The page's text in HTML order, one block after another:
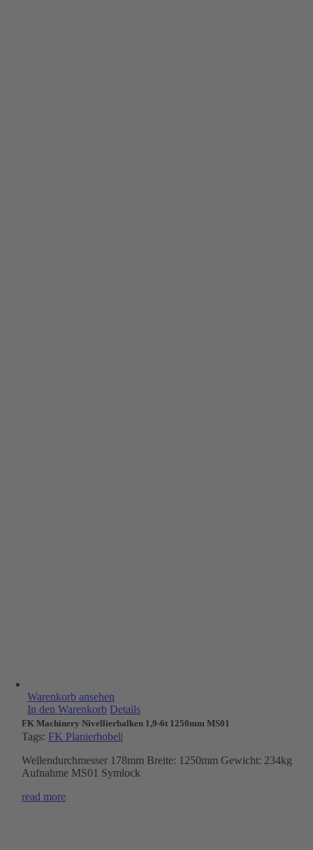
Warenkorb ansehen
In den Warenkorb Details
FK Machinery Nivellierbalken 1,9-6t 1250mm MS01
Tags: FK Planierhobel|
Wellendurchmesser 178mm Breite: 1250mm Gewicht: 234kg
Aufnahme MS01 Symlock
read more